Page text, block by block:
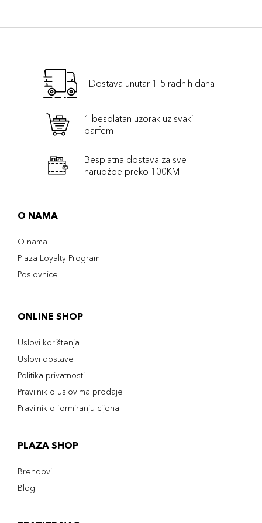
Dostava unutar 1-5 radnih dana
1 besplatan uzorak uz svaki
parfem
Besplatna dostava za sve
narudźbe preko 100KM
O NAMA
O nama
Plaza Loyalty Program
Poslovnice
ONLINE SHOP
Uslovi korištenja
Uslovi dostave
Politika privatnosti
Pravilnik o uslovima prodaje
Pravilnik o formiranju cijena
PLAZA SHOP
Brendovi
Blog